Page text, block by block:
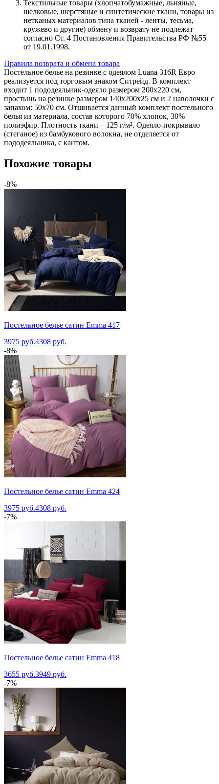
Текстильные товары (хлопчатобумажные, льняные,
шелковые, шерстяные и синтетические ткани, товары из
нетканых материалов типа тканей - ленты, тесьма,
кружево и другие) обмену и возврату не подлежат
согласно Ст. 4 Постановления Правительства РФ №55
от 19.01.1998.
Правила возврата и обмена товара
Постельное белье на резинке с одеялом Luana 316R Евро
реализуется под торговым знаком Ситрейд. В комплект
входит 1 пододеяльник-одеяло размером 200х220 см,
простынь на резинке размером 140х200х25 см и 2 наволочки с
запахом: 50х70 см. Отшивается данный комплект постельного
белья из материала, состав которого 70% хлопок, 30%
полиэфир. Плотность ткани – 125 г/м². Одеяло-покрывало
(стеганое) из бамбукового волокна, не отделяется от
пододеяльника, с кантом.
Похожие товары
-8%
Постельное белье сатин Emma 417
3975 руб.4308 руб.
-8%
Постельное белье сатин Emma 424
3975 руб.4308 руб.
-7%
Постельное белье сатин Emma 418
3655 руб.3949 руб.
-7%